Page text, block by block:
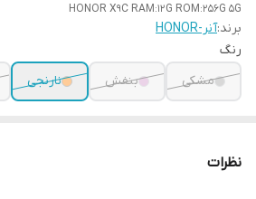
HONOR X9C RAM:12G ROM:256G 5G
برند:آنر-HONOR
رنگ
مشکی
بنفش نارنجی
نظرات